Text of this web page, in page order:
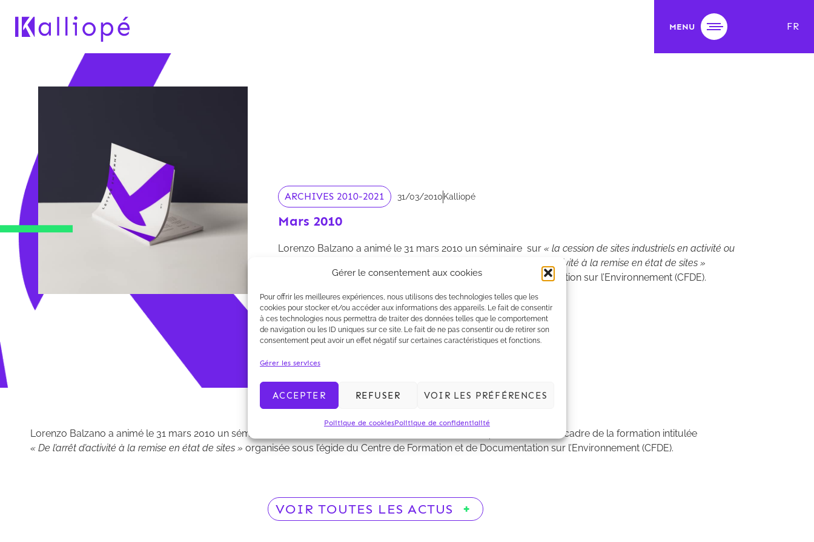
Gérer le consentement aux cookies
Pour offrir les meilleures expériences, nous utilisons des technologies telles que les
cookies pour stocker et/ou accéder aux informations des appareils. Le fait de consentir
à ces technologies nous permettra de traiter des données telles que le comportement
de navigation ou les ID uniques sur ce site. Le fait de ne pas consentir ou de retirer son
consentement peut avoir un effet négatif sur certaines caractéristiques et fonctions.
Gérer les services
ACCEPTER REFUSER VOIR LES PRÉFÉRENCES
Politique de cookiesPolitique de confidentialité
MENU FR
ARCHIVES 2010-2021 31/03/2010 Kalliopé
Mars 2010
Lorenzo Balzano a animé le 31 mars 2010 un séminaire sur « la cession de sites industriels en activité ou
« De l'arrêt d'activité à la remise en état de sites »
organisée sous l’égide du Centre de Formation et de Documentation sur l’Environnement (CFDE).
Lorenzo Balzano a animé le 31 mars 2010 un séminaire sur
dans le cadre de la formation intitulée
« De l’arrêt d’activité à la remise en état de sites » organisée sous l’égide du Centre de Formation et de Documentation sur l’Environnement (CFDE).
VOIR TOUTES LES ACTUS